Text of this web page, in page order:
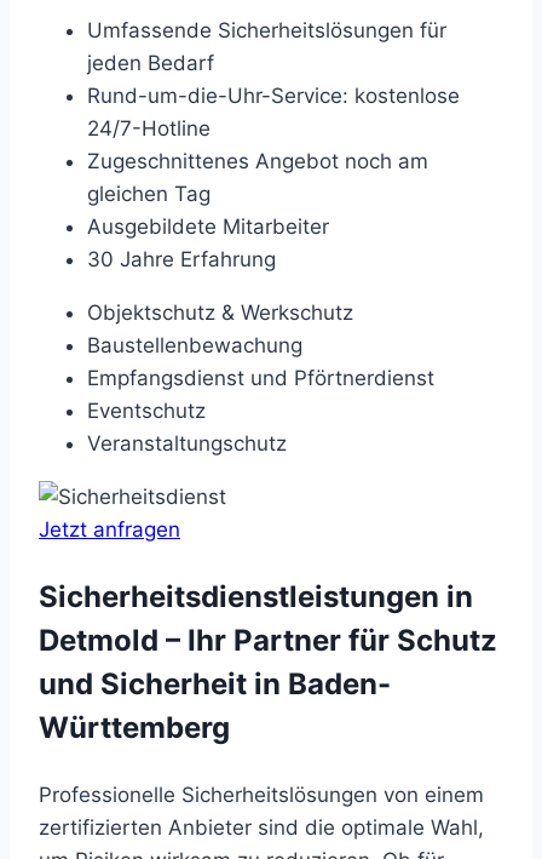
Umfassende Sicherheitslösungen für
jeden Bedarf
Rund-um-die-Uhr-Service: kostenlose
24/7-Hotline
Zugeschnittenes Angebot noch am
gleichen Tag
Ausgebildete Mitarbeiter
30 Jahre Erfahrung
Objektschutz & Werkschutz
Baustellenbewachung
Empfangsdienst und Pförtnerdienst
Eventschutz
Veranstaltungschutz
Jetzt anfragen
Sicherheitsdienstleistungen in
Detmold – Ihr Partner für Schutz
und Sicherheit in Baden-
Württemberg
Professionelle Sicherheitslösungen von einem
zertifizierten Anbieter sind die optimale Wahl,